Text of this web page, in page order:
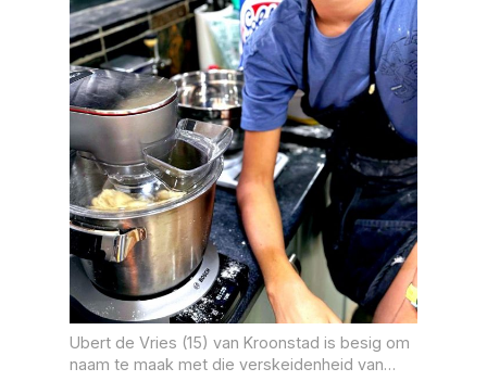
Ubert de Vries (15) van Kroonstad is besig om
naam te maak met die verskeidenheid van